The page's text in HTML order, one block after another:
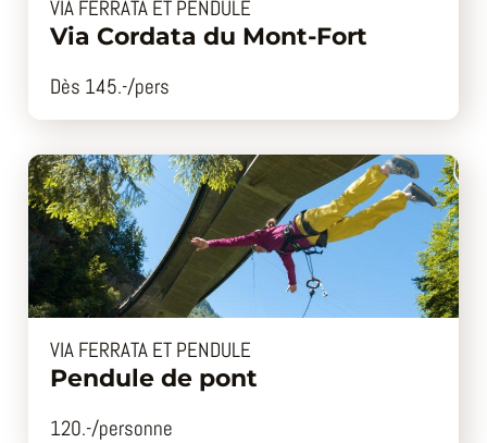
VIA FERRATA ET PENDULE
Via Cordata du Mont-Fort
Dès 145.-/pers
VIA FERRATA ET PENDULE
Pendule de pont
120.-/personne